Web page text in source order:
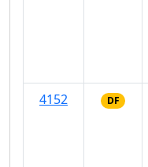
4152
DF